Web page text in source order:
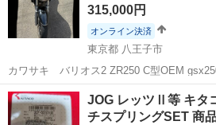
315,000円
オンライン決済
東京都 八王子市
カワサキ バリオス2 ZR250 C型OEM
です（４サイクルエンジン） ・排気量 250
賠責 令和11年3月 ・メーター距離 34064乗
東京 八王子市 gsx
JOG レッツⅡ等 キタ
チスプリングSET 商